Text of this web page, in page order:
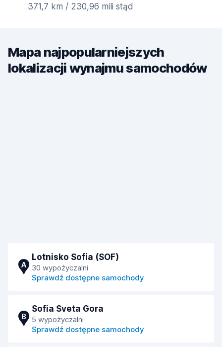
371,7 km / 230,96 mili stąd
Mapa najpopularniejszych
lokalizacji wynajmu samochodów
A
Lotnisko Sofia (SOF)
30 wypożyczalni
Sprawdź dostępne samochody
B
Sofia Sveta Gora
5 wypożyczalni
Sprawdź dostępne samochody